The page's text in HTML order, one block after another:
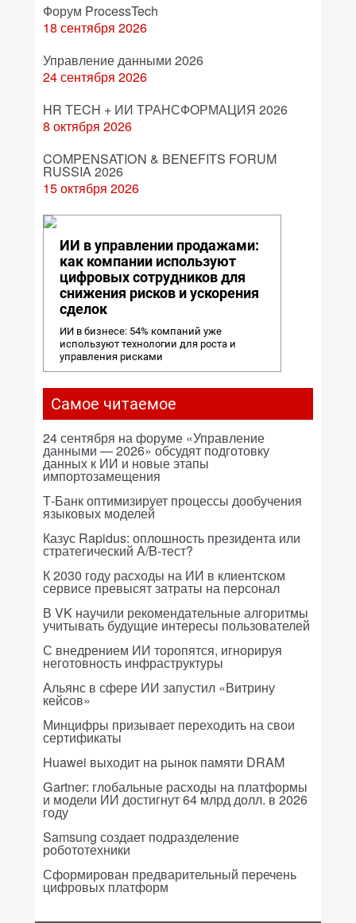
Форум ProcessTech
18 сентября 2026
Управление данными 2026
24 сентября 2026
HR TECH + ИИ ТРАНСФОРМАЦИЯ 2026
8 октября 2026
COMPENSATION & BENEFITS FORUM
RUSSIA 2026
15 октября 2026
ИИ в управлении продажами:
как компании используют
цифровых сотрудников для
снижения рисков и ускорения
сделок
ИИ в бизнесе: 54% компаний уже
используют технологии для роста и
управления рисками
Самое читаемое
24 сентября на форуме «Управление
данными — 2026» обсудят подготовку
данных к ИИ и новые этапы
импортозамещения
Т-Банк оптимизирует процессы дообучения
языковых моделей
Казус Rapidus: оплошность президента или
стратегический A/B-тест?
К 2030 году расходы на ИИ в клиентском
сервисе превысят затраты на персонал
В VK научили рекомендательные алгоритмы
учитывать будущие интересы пользователей
С внедрением ИИ торопятся, игнорируя
неготовность инфраструктуры
Альянс в сфере ИИ запустил «Витрину
кейсов»
Минцифры призывает переходить на свои
сертификаты
Huawei выходит на рынок памяти DRAM
Gartner: глобальные расходы на платформы
и модели ИИ достигнут 64 млрд долл. в 2026
году
Samsung создает подразделение
робототехники
Сформирован предварительный перечень
цифровых платформ